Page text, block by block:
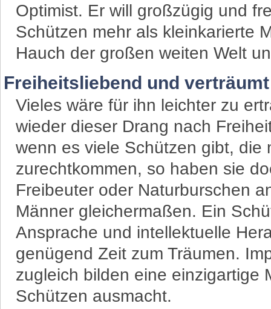
Optimist. Er will großzügig und
Schützen mehr als kleinkarierte
Hauch der großen weiten Welt
Freiheitsliebend und verträumt
Vieles wäre für ihn leichter zu
wieder dieser Drang nach
wenn es viele Schützen gibt, die
zurechtkommen, so haben sie
Freibeuter oder Naturburschen
Männer gleichermaßen. Ein
Ansprache und intellektuelle
genügend Zeit zum Träumen.
zugleich bilden eine einzigartige
Schützen ausmacht.